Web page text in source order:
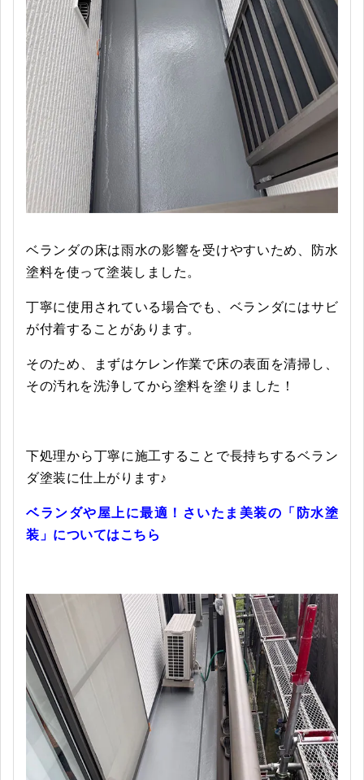
ベランダの床は雨水の影響を受けやすいため、防水
塗料を使って塗装しました。
丁寧に使用されている場合でも、ベランダにはサビ
が付着することがあります。
そのため、まずはケレン作業で床の表面を清掃し、
その汚れを洗浄してから塗料を塗りました！
下処理から丁寧に施工することで長持ちするベラン
ダ塗装に仕上がります♪
ベランダや屋上に最適！さいたま美装の「防水塗
装」についてはこちら